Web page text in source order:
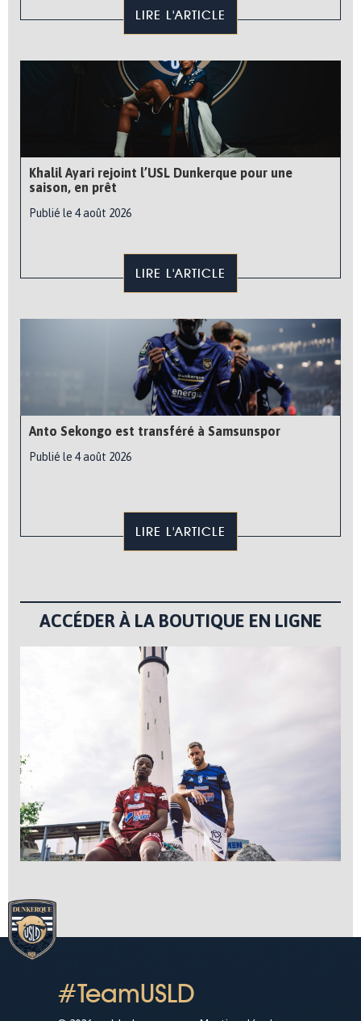
LIRE L'ARTICLE
Khalil Ayari rejoint l’USL Dunkerque pour une
saison, en prêt
Publié le 4 août 2026
LIRE L'ARTICLE
Anto Sekongo est transféré à Samsunspor
Publié le 4 août 2026
LIRE L'ARTICLE
ACCÉDER À LA BOUTIQUE EN LIGNE
#TeamUSLD